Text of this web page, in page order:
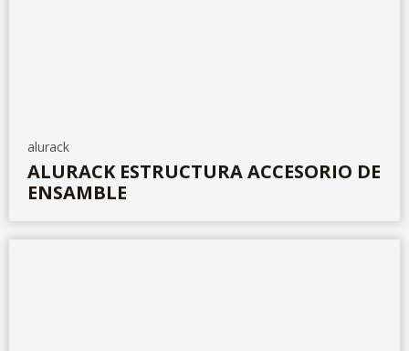
alurack
ALURACK ESTRUCTURA ACCESORIO DE
ENSAMBLE